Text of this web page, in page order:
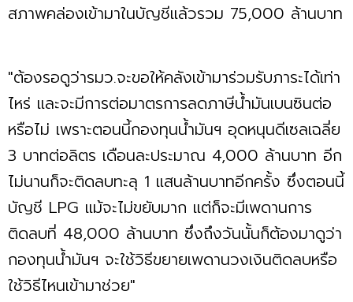
สภาพคล่องเข้ามาในบัญชีแล้วรวม 75,000 ล้านบาท
"ต้องรอดูว่ารมว.จะขอให้คลังเข้ามาร่วมรับภาระได้เท่า
ไหร่ และจะมีการต่อมาตรการลดภาษีน้ำมันเบนซินต่อ
หรือไม่ เพราะตอนนี้กองทุนน้ำมันฯ อุดหนุนดีเซลเฉลี่ย
3 บาทต่อลิตร เดือนละประมาณ 4,000 ล้านบาท อีก
ไม่นานก็จะติดลบทะลุ 1 แสนล้านบาทอีกครั้ง ซึ่งตอนนี้
บัญชี LPG แม้จะไม่ขยับมาก แต่ก็จะมีเพดานการ
ติดลบที่ 48,000 ล้านบาท ซึ่งถึงวันนั้นก็ต้องมาดูว่า
กองทุนน้ำมันฯ จะใช้วิธีขยายเพดานวงเงินติดลบหรือ
ใช้วิธีไหนเข้ามาช่วย"